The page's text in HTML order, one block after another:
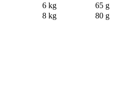
6 kg
65 g
8 kg
80 g